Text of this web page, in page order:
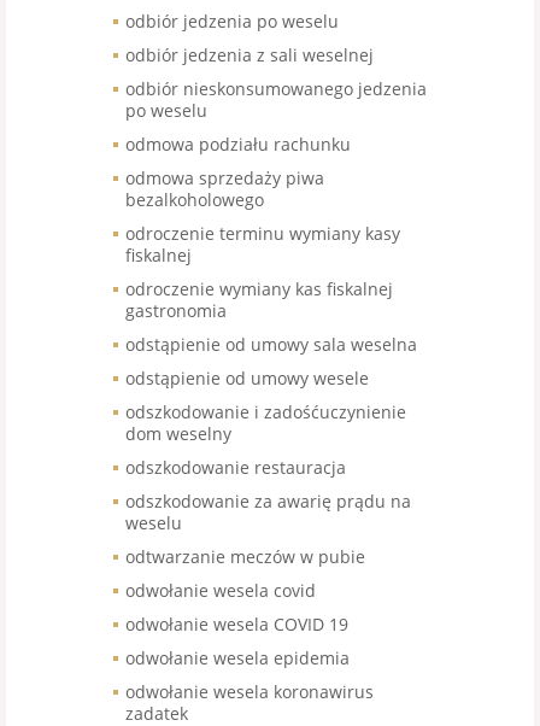
odbiór jedzenia po weselu
odbiór jedzenia z sali weselnej
odbiór nieskonsumowanego jedzenia
po weselu
odmowa podziału rachunku
odmowa sprzedaży piwa
bezalkoholowego
odroczenie terminu wymiany kasy
fiskalnej
odroczenie wymiany kas fiskalnej
gastronomia
odstąpienie od umowy sala weselna
odstąpienie od umowy wesele
odszkodowanie i zadośćuczynienie
dom weselny
odszkodowanie restauracja
odszkodowanie za awarię prądu na
weselu
odtwarzanie meczów w pubie
odwołanie wesela covid
odwołanie wesela COVID 19
odwołanie wesela epidemia
odwołanie wesela koronawirus
zadatek